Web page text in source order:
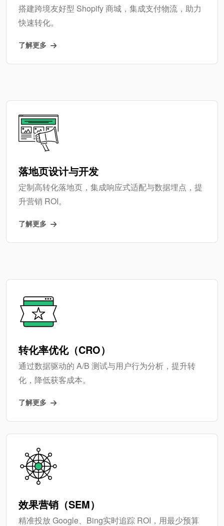
搭建跨境友好型 Shopify 商城，集成支付物流，助力
快速转化。
了解更多
落地页设计与开发
定制高转化落地页，集成响应式适配与数据埋点，提
升营销 ROI。
了解更多
转化率优化（CRO）
通过数据驱动的 A/B 测试与用户行为分析，提升转
化，降低获客成本。
了解更多
效果营销（SEM）
精准投放 Google、Bing实时追踪 ROI，用最少预算